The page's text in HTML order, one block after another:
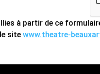
à partir de ce
le site www.theatre-